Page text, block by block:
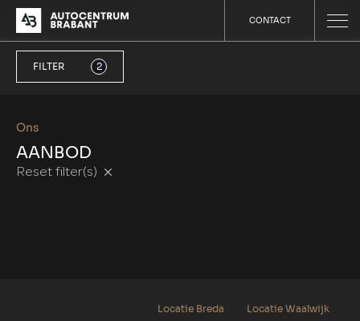
CONTACT
Ons
AANBOD
Reset filter(s)
FILTER 2
Locatie Breda
Locatie Waalwijk